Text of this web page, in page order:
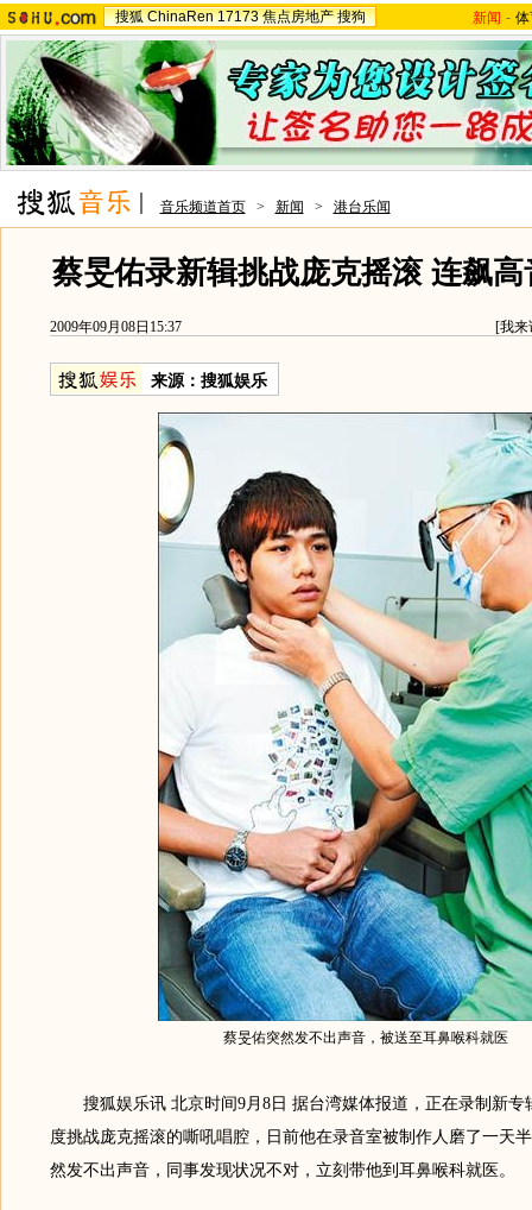
搜狐 ChinaRen 17173 焦点房地产 搜狗 新闻 -
音乐频道首页 > 新闻 > 港台乐闻
蔡旻佑录新辑挑战庞克摇滚 连飙
2009年09月08日15:37 [我来
来源： 搜狐娱乐
蔡旻佑突然发不出声音，被送至耳鼻喉科就医
搜狐娱乐讯 北京时间9月8日 据台湾媒体报道，正在录制新专
度挑战庞克摇滚的嘶吼唱腔，日前他在录音室被制作人磨了一天
然发不出声音，同事发现状况不对，立刻带他到耳鼻喉科就医。